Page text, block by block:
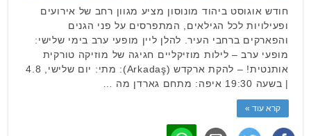
חודש אוגוסט ביהוד מונוסון מציע מגוון רחב של אירועים
ופעילויות לכל הגילאים, המתפרסים על פני הגנים
והפארקים ברחבי העיר. להלן ליין מופעי ערב בימי שלישי:
מופעי ערב – לילות מוזיקליים חגיגה של מוזיקה טורקית
אותנטית! – להקת ארקדש (Arkadaş): מתי: יום שלישי, 4.8
| בשעה 19:30 איפה: מתחם גארדן מה …
קרא עוד »